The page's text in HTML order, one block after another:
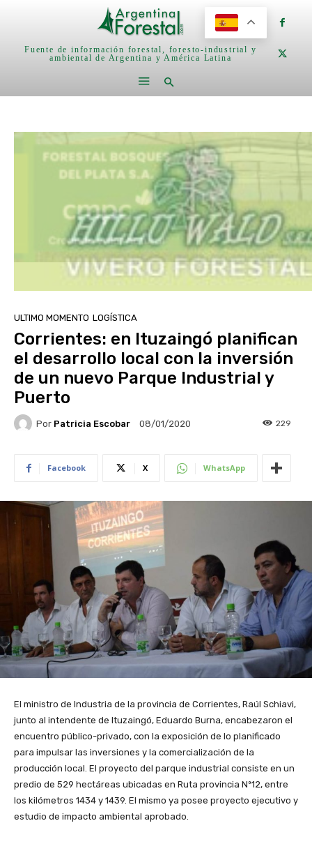
Fuente de información forestal, foresto-industrial y
ambiental de Argentina y América Latina
ULTIMO MOMENTO LOGÍSTICA
Corrientes: en Ituzaingó planifican
el desarrollo local con la inversión
de un nuevo Parque Industrial y
Puerto
Por Patricia Escobar 08/01/2020 229
Facebook X WhatsApp
El ministro de Industria de la provincia de Corrientes, Raúl Schiavi,
junto al intendente de Ituzaingó, Eduardo Burna, encabezaron el
encuentro público-privado, con la exposición de lo planificado
para impulsar las inversiones y la comercialización de la
producción local. El proyecto del parque industrial consiste en un
predio de 529 hectáreas ubicadas en Ruta provincia Nº12, entre
los kilómetros 1434 y 1439. El mismo ya posee proyecto ejecutivo y
estudio de impacto ambiental aprobado.